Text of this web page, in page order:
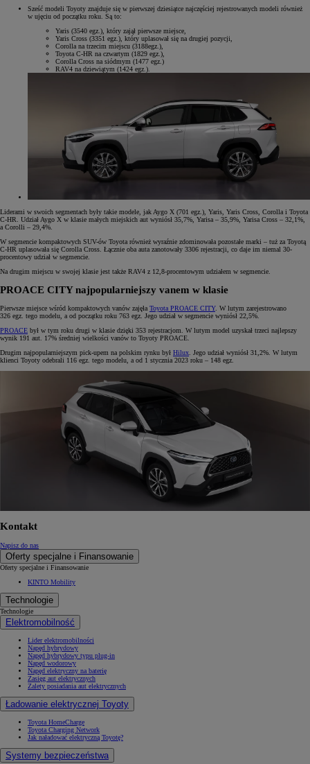
Sześć modeli Toyoty znajduje się w pierwszej dziesiątce najczęściej rejestrowanych modeli również
w ujęciu od początku roku. Są to:
Yaris (3540 egz.), który zajął pierwsze miejsce,
Yaris Cross (3351 egz.), który uplasował się na drugiej pozycji,
Corolla na trzecim miejscu (3188egz.),
Toyota C-HR na czwartym (1829 egz.),
Corolla Cross na siódmym (1477 egz.)
RAV4 na dziewiątym (1424 egz.).
Liderami w swoich segmentach były takie modele, jak Aygo X (701 egz.), Yaris, Yaris Cross, Corolla i Toyota
C-HR. Udział Aygo X w klasie małych miejskich aut wyniósł 35,7%, Yarisa – 35,9%, Yarisa Cross – 32,1%,
a Corolli – 29,4%.
W segmencie kompaktowych SUV-ów Toyota również wyraźnie zdominowała pozostałe marki – tuż za Toyotą
C-HR uplasowała się Corolla Cross. Łącznie oba auta zanotowały 3306 rejestracji, co daje im niemal 30-
procentowy udział w segmencie.
Na drugim miejscu w swojej klasie jest także RAV4 z 12,8-procentowym udziałem w segmencie.
PROACE CITY najpopularniejszy vanem w klasie
Pierwsze miejsce wśród kompaktowych vanów zajęła Toyota PROACE CITY. W lutym zarejestrowano
326 egz. tego modelu, a od początku roku 763 egz. Jego udział w segmencie wyniósł 22,5%.
PROACE był w tym roku drugi w klasie dzięki 353 rejestracjom. W lutym model uzyskał trzeci najlepszy
wynik 191 aut. 17% średniej wielkości vanów to Toyoty PROACE.
Drugim najpopularniejszym pick-upem na polskim rynku był Hilux . Jego udział wyniósł 31,2%. W lutym
klienci Toyoty odebrali 116 egz. tego modelu, a od 1 stycznia 2023 roku – 148 egz.
Kontakt
Napisz do nas
Oferty specjalne i Finansowanie
Oferty specjalne i Finansowanie
KINTO Mobility
Technologie
Technologie
Elektromobilność
Lider elektromobilności
Napęd hybrydowy
Napęd hybrydowy typu plug-in
Napęd wodorowy
Napęd elektryczny na baterię
Zasięg aut elektrycznych
Zalety posiadania aut elektrycznych
Ładowanie elektrycznej Toyoty
Toyota HomeCharge
Toyota Charging Network
Jak naładować elektryczną Toyotę?
Systemy bezpieczeństwa